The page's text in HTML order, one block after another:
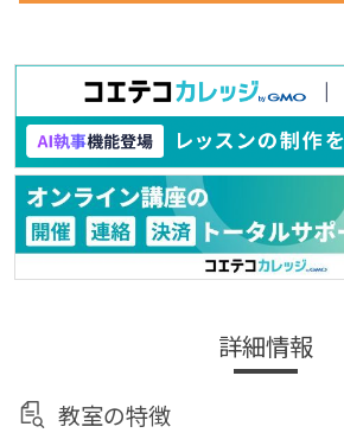
詳細情報
教室の特徴